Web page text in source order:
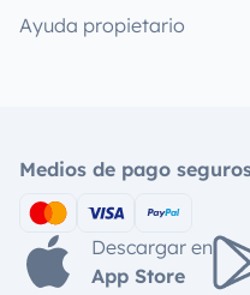
Ayuda propietario
Medios de pago
Descargar en
App Store